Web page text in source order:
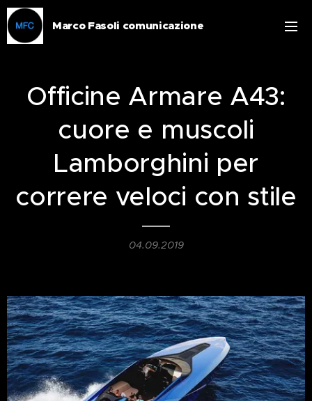
Marco Fasoli comunicazione
Officine Armare A43:
cuore e muscoli
Lamborghini per
correre veloci con stile
04.09.2019